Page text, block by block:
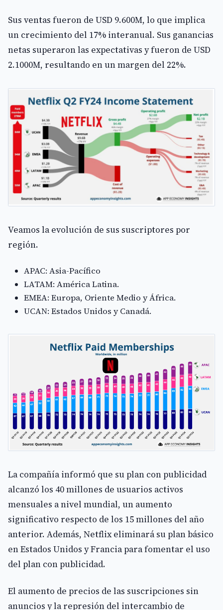
Sus ventas fueron de USD 9.600M, lo que implica
un crecimiento del 17% interanual. Sus ganancias
netas superaron las expectativas y fueron de USD
2.1000M, resultando en un margen del 22%.
Veamos la evolución de sus suscriptores por
región.
APAC: Asia-Pacífico
LATAM: América Latina.
EMEA: Europa, Oriente Medio y África.
UCAN: Estados Unidos y Canadá.
La compañía informó que su plan con publicidad
alcanzó los 40 millones de usuarios activos
mensuales a nivel mundial, un aumento
significativo respecto de los 15 millones del año
anterior. Además, Netflix eliminará su plan básico
en Estados Unidos y Francia para fomentar el uso
del plan con publicidad.
El aumento de precios de las suscripciones sin
anuncios y la represión del intercambio de